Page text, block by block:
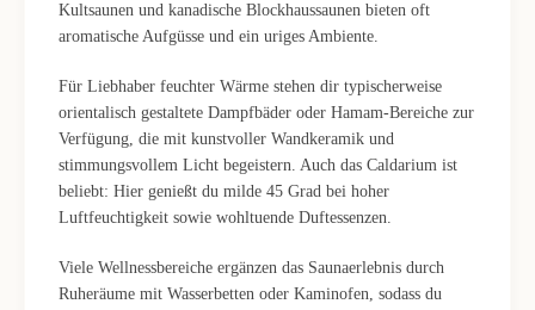
Kultsaunen und kanadische Blockhaussaunen bieten oft
aromatische Aufgüsse und ein uriges Ambiente.
Für Liebhaber feuchter Wärme stehen dir typischerweise
orientalisch gestaltete Dampfbäder oder Hamam-Bereiche zur
Verfügung, die mit kunstvoller Wandkeramik und
stimmungsvollem Licht begeistern. Auch das Caldarium ist
beliebt: Hier genießt du milde 45 Grad bei hoher
Luftfeuchtigkeit sowie wohltuende Duftessenzen.
Viele Wellnessbereiche ergänzen das Saunaerlebnis durch
Ruheräume mit Wasserbetten oder Kaminofen, sodass du